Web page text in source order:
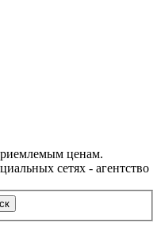
ценам.
сетях - агентство